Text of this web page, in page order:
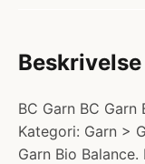
Beskrivelse
BC Garn BC Garn
Kategori: Garn >
Garn Bio